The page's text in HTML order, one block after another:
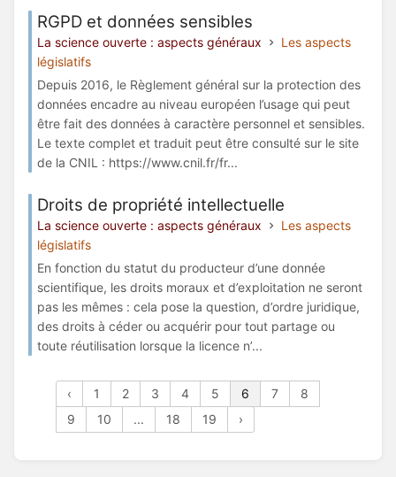
RGPD et données sensibles
La science ouverte : aspects généraux
Les aspects
législatifs
Depuis 2016, le Règlement général sur la protection des
données encadre au niveau européen l’usage qui peut
être fait des données à caractère personnel et sensibles.
Le texte complet et traduit peut être consulté sur le site
de la CNIL : https://www.cnil.fr/fr...
Droits de propriété intellectuelle
La science ouverte : aspects généraux
Les aspects
législatifs
En fonction du statut du producteur d’une donnée
scientifique, les droits moraux et d’exploitation ne seront
pas les mêmes : cela pose la question, d’ordre juridique,
des droits à céder ou acquérir pour tout partage ou
toute réutilisation lorsque la licence n’...
‹ 1 2 3 4 5 6 7
8
9
10 ... 18 19 ›